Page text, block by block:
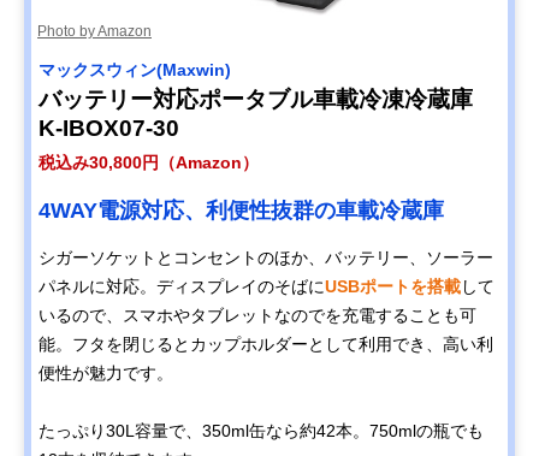
Photo by Amazon
マックスウィン(Maxwin)
バッテリー対応ポータブル車載冷凍冷蔵庫
K-IBOX07-30
税込み30,800円（Amazon）
4WAY電源対応、利便性抜群の車載冷蔵庫
シガーソケットとコンセントのほか、バッテリー、ソーラー
パネルに対応。ディスプレイのそばにUSBポートを搭載して
いるので、スマホやタブレットなのでを充電することも可
能。フタを閉じるとカップホルダーとして利用でき、高い利
便性が魅力です。
たっぷり30L容量で、350ml缶なら約42本。750mlの瓶でも